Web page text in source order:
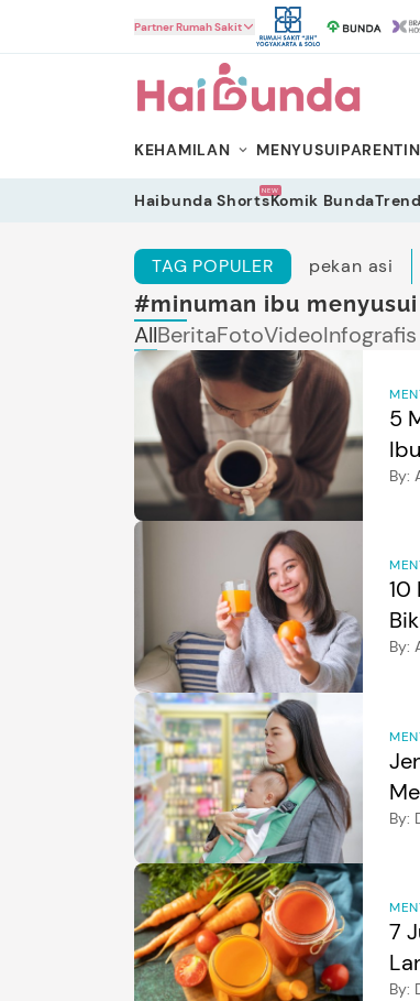
Partner Rumah Sakit
KEHAMILAN MENYUSUI
Haibunda ShortsNEWKomik Bunda
TAG POPULER pekan asi
#minuman ibu menyusui
AllBeritaFotoVideoInfografis
5
By:
10
By:
By:
7
By: